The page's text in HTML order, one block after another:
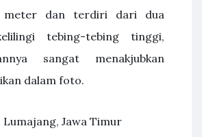
meter dan terdiri dari dua
tebing-tebing tinggi,
sangat menakjubkan
dalam foto.
Lumajang, Jawa Timur